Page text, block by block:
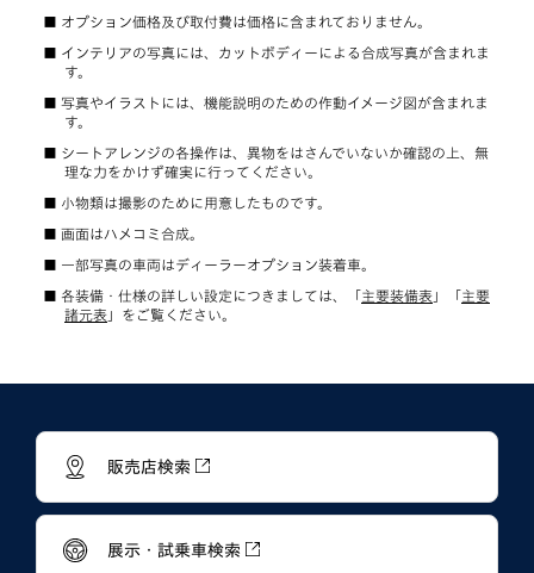
オプション価格及び取付費は価格に含まれておりません。
インテリアの写真には、カットボディーによる合成写真が含まれま
す。
写真やイラストには、機能説明のための作動イメージ図が含まれま
す。
シートアレンジの各操作は、異物をはさんでいないか確認の上、無
理な力をかけず確実に行ってください。
小物類は撮影のために用意したものです。
画面はハメコミ合成。
一部写真の車両はディーラーオプション装着車。
各装備・仕様の詳しい設定につきましては、「 主要装備表 」「 主要
諸元表 」をご覧ください。
販売店検索
展示・試乗車検索